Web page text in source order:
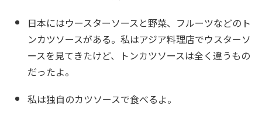
日本にはウースターソースと野菜、フルーツなどのト
ンカツソースがある。私はアジア料理店でウスターソ
ースを見てきたけど、トンカツソースは全く違うもの
だったよ。
私は独自のカツソースで食べるよ。